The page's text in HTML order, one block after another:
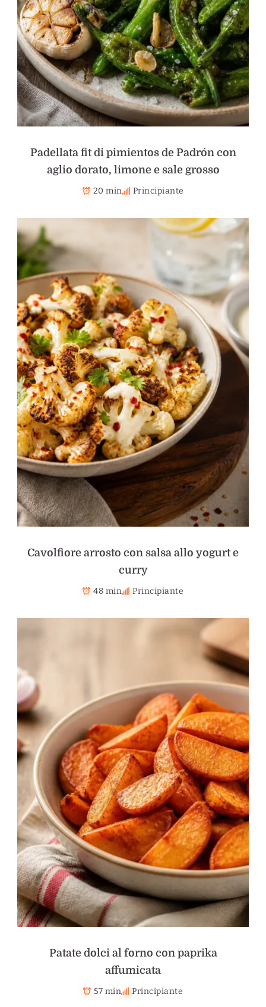
Padellata fit di pimientos de Padrón con
aglio dorato, limone e sale grosso
20 min Principiante
Cavolfiore arrosto con salsa allo yogurt e
curry
48 min Principiante
Patate dolci al forno con paprika
affumicata
57 min Principiante